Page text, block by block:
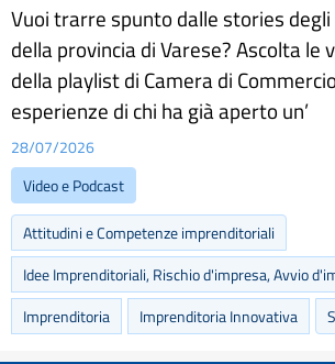
Vuoi trarre spunto dalle stories
della provincia di Varese? Ascolta
della playlist di Camera di
esperienze di chi ha già aperto un’
28/07/2026
Video e Podcast
Attitudini e Competenze imprenditoriali
Idee Imprenditoriali, Rischio d'impresa, Avvio
Imprenditoria
Imprenditoria Innovativa